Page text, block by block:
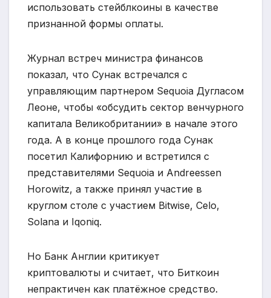
использовать стейблкоины в качестве
признанной формы оплаты.
Журнал встреч министра финансов
показал, что Сунак встречался с
управляющим партнером Sequoia Дугласом
Леоне, чтобы «обсудить сектор венчурного
капитала Великобритании» в начале этого
года. А в конце прошлого года Сунак
посетил Калифорнию и встретился с
представителями Sequoia и Andreessen
Horowitz, а также принял участие в
круглом столе с участием Bitwise, Celo,
Solana и Iqoniq.
Но Банк Англии критикует
криптовалюты и считает, что Биткоин
непрактичен как платёжное средство.